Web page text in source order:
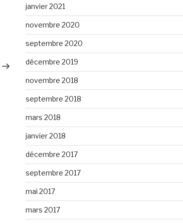
Article
suivant
janvier 2021
novembre 2020
septembre 2020
décembre 2019
novembre 2018
septembre 2018
mars 2018
janvier 2018
décembre 2017
septembre 2017
mai 2017
mars 2017